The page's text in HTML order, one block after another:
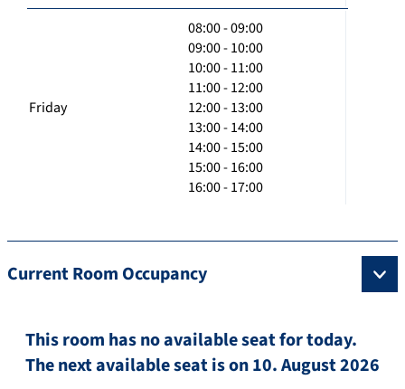
Friday
08:00 - 09:00
09:00 - 10:00
10:00 - 11:00
11:00 - 12:00
12:00 - 13:00
13:00 - 14:00
14:00 - 15:00
15:00 - 16:00
16:00 - 17:00
Current Room Occupancy
This room has no available seat for today.
The next available seat is on 10. August 2026